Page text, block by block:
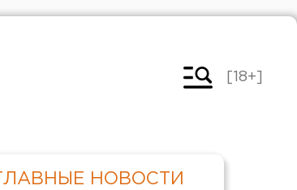
[18+]
ГЛАВНЫЕ НОВОСТИ